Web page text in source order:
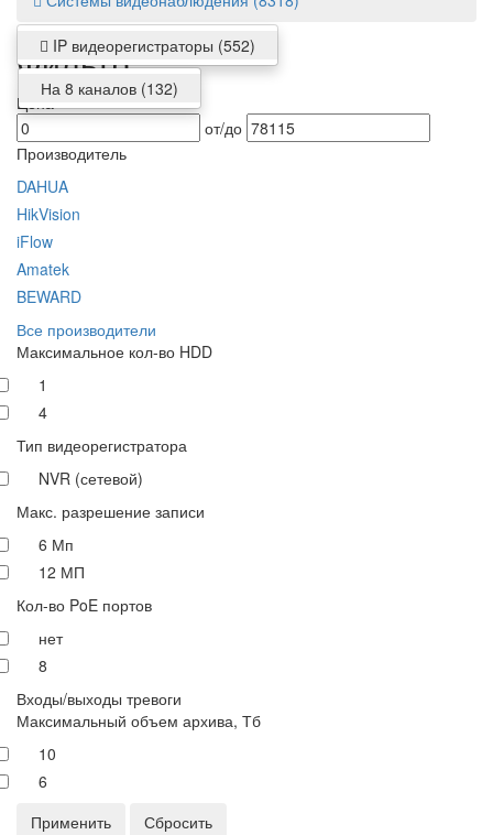
IP видеорегистраторы (552)
На 8 каналов (132)
Фильтр
Цена
от/до
Производитель
DAHUA
HikVision
iFlow
Amatek
BEWARD
Все производители
Максимальное кол-во HDD
1
4
Тип видеорегистратора
NVR (сетевой)
Макс. разрешение записи
6 Мп
12 МП
Кол-во PoE портов
нет
8
Входы/выходы тревоги
Максимальный объем архива, Тб
10
6
Применить
Сбросить